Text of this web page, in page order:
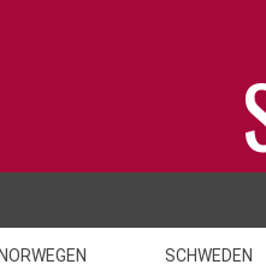
NORWEGEN SCHWEDEN